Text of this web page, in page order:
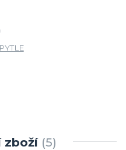
zboží 5